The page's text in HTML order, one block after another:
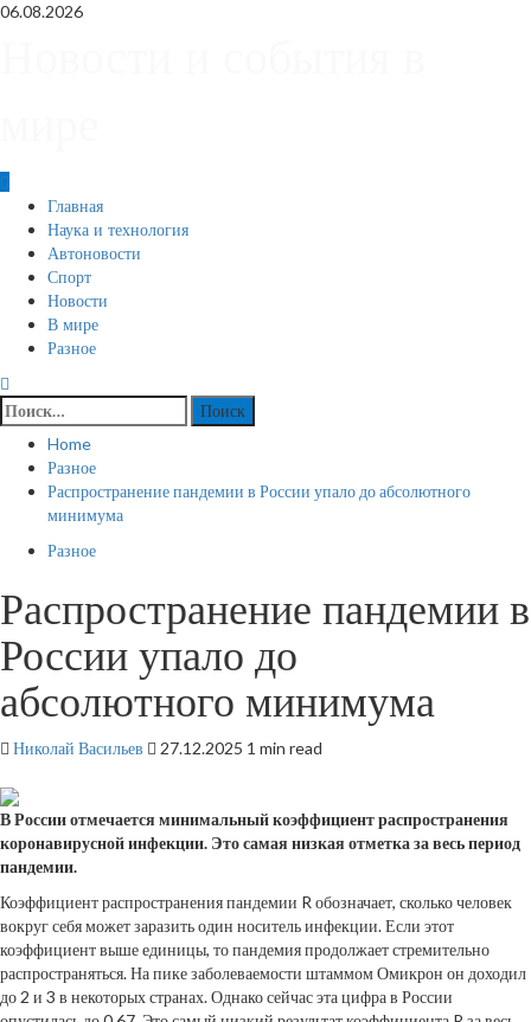
Skip
06.08.2026
Primary
Menu
Главная
Наука и технология
Автоновости
Спорт
Новости
В мире
Разное
Найти:
Home
Разное
Распространение пандемии в России упало до абсолютного
минимума
Разное
Распространение пандемии в
России упало до
абсолютного минимума
Николай Васильев 27.12.2025 1 min read
В России отмечается минимальный коэффициент распространения
коронавирусной инфекции. Это самая низкая отметка за весь период
пандемии.
Коэффициентраспространения пандемии R обозначает, сколько человек
вокруг себя может заразить один носитель инфекции. Если этот
коэффициент выше единицы, то пандемия продолжает стремительно
распространяться. На пике заболеваемости штаммом Омикрон он доходил
до 2 и 3 в некоторых странах. Однако сейчас эта цифра в России